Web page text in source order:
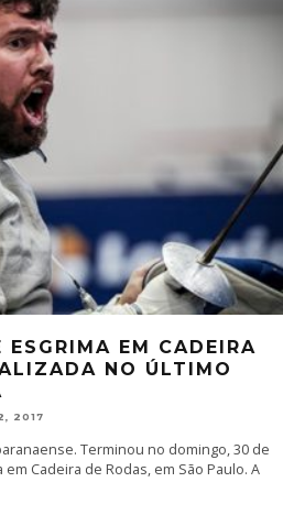
ESGRIMA EM CADEIRA
NO ÚLTIMO
2017
Terminou no domingo, 30 de
em Cadeira de Rodas, em São Paulo. A